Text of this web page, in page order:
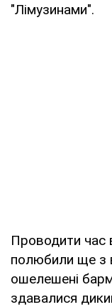
"Лімузинами".
Проводити час
полюбили ще з
ошелешені
здавалися